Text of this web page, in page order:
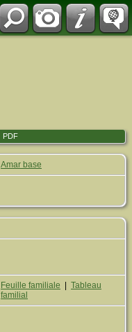
PDF
Amar base
Feuille familiale
Tableau
familial